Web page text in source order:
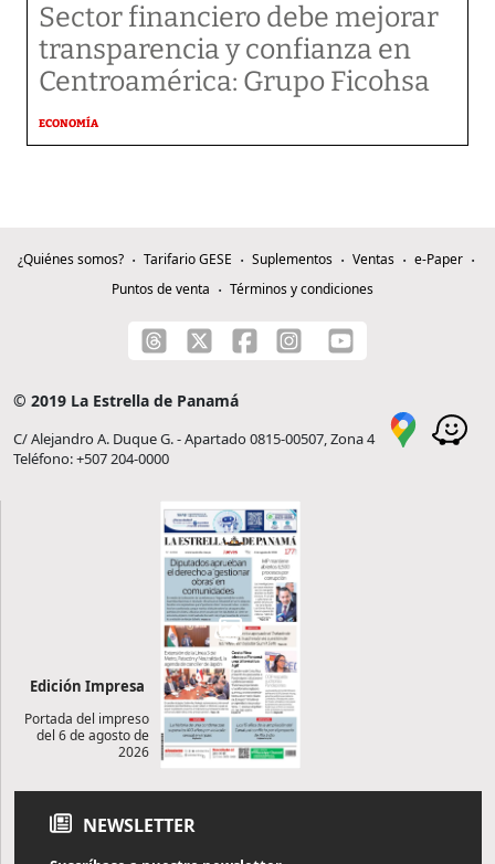
Sector financiero debe mejorar
transparencia y confianza en
Centroamérica: Grupo Ficohsa
ECONOMÍA
¿Quiénes somos? Tarifario GESE Suplementos Ventas
e-Paper
Puntos de venta
Términos y condiciones
© 2019 La Estrella de Panamá
C/ Alejandro A. Duque G. - Apartado 0815-00507, Zona 4
Teléfono: +507 204-0000
Edición Impresa
Portada del impreso
del 6 de agosto de
2026
NEWSLETTER